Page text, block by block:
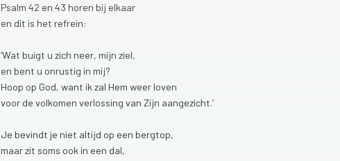
Psalm 42 en 43 horen bij elkaar
en dit is het refrein:
‘Wat buigt u zich neer, mijn ziel,
en bent u onrustig in mij?
Hoop op God, want ik zal Hem weer loven
voor de volkomen verlossing van Zijn aangezicht.’
Je bevindt je niet altijd op een bergtop,
maarzit soms ook in een dal,